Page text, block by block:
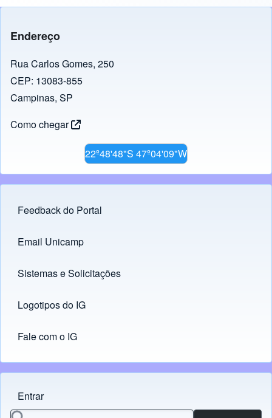
Endereço
Rua Carlos Gomes, 250
CEP: 13083-855
Campinas, SP
Como chegar
22º48'48"S 47º04'09"W
Footer menu
Feedback do Portal
Links
Email Unicamp
(opens in new tab)
Sistemas e Solicitações
(opens in new tab)
Logotipos do IG
(opens in new tab)
Fale com o IG
Menu do usuário
Entrar